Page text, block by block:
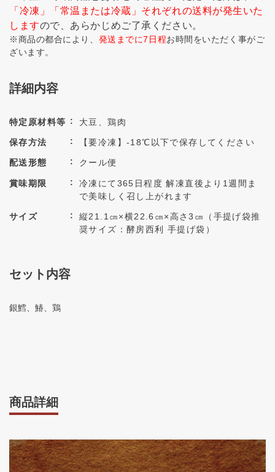
「冷凍」「常温または冷蔵」それぞれの送料が発生いた
しますので、あらかじめご了承ください。
※商品の都合により、 発送までに7日程お時間をいただく事がご
ざいます。
詳細内容
特定原材料等 大豆、鶏肉
保存方法 【要冷凍】-18℃以下で保存してください
配送形態 クール便
賞味期限
冷凍にて365日程度 解凍直後より1週間ま
で美味しく召し上がれます
サイズ
縦21.1㎝×横22.6㎝×高さ3㎝（手提げ袋推
奨サイズ：酵房西利 手提げ袋）
セット内容
銀鱈、鰆、鶏
商品詳細